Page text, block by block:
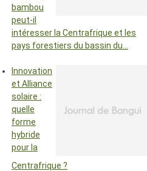
bambou
peut-il
intéresser la Centrafrique et les
pays forestiers du bassin du…
Innovation
et Alliance
solaire :
quelle
forme
hybride
pour la
Centrafrique ?